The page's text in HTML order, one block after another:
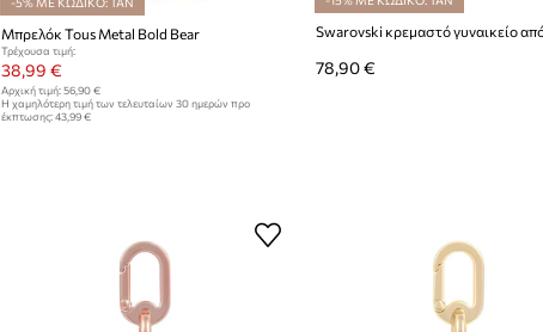
Μπρελόκ Tous Metal Bold Bear
Τρέχουσα τιμή:
38,99 €
Αρχική τιμή: 56,90 €
Η χαμηλότερη τιμή των τελευταίων 30 ημερών προ
έκπτωσης: 43,99 €
78,90 €